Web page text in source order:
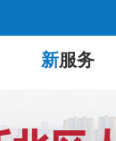
新服务